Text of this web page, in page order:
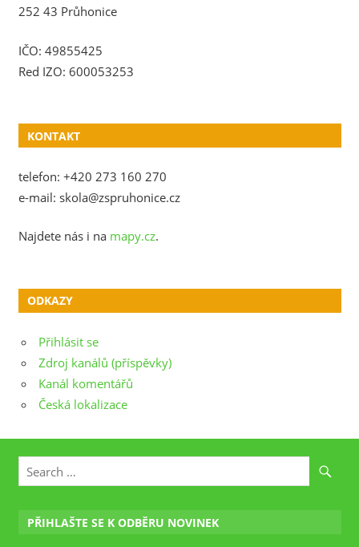
252 43 Průhonice
IČO: 49855425
Red IZO: 600053253
KONTAKT
telefon: +420 273 160 270
e-mail: skola@zspruhonice.cz
Najdete nás i na mapy.cz.
ODKAZY
Přihlásit se
Zdroj kanálů (příspěvky)
Kanál komentářů
Česká lokalizace
PŘIHLAŠTE SE K ODBĚRU NOVINEK